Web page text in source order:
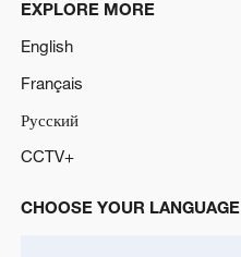
EXPLORE MORE
English
Français
Русский
CCTV+
CHOOSE YOUR LANGUAGE